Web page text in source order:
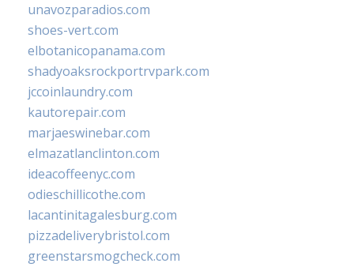
unavozparadios.com
shoes-vert.com
elbotanicopanama.com
shadyoaksrockportrvpark.com
jccoinlaundry.com
kautorepair.com
marjaeswinebar.com
elmazatlanclinton.com
ideacoffeenyc.com
odieschillicothe.com
lacantinitagalesburg.com
pizzadeliverybristol.com
greenstarsmogcheck.com